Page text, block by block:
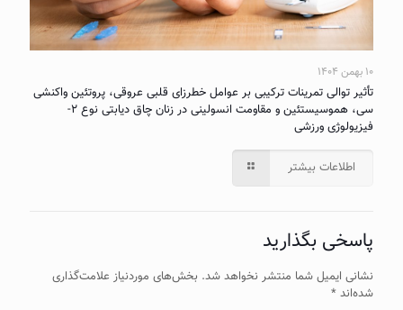
۱۰ بهمن ۱۴۰۴
تأثیر توالی تمرینات ترکیبی بر عوامل خطرزای قلبی عروقی، پروتئین واکنشی
سی، هموسیستئین و مقاومت انسولینی در زنان چاق دیابتی نوع ۲-
فیزیولوژی ورزشی
اطلاعات بیشتر
پاسخی بگذارید
نشانی ایمیل شما منتشر نخواهد شد. بخش‌های موردنیاز علامت‌گذاری
شده‌اند *